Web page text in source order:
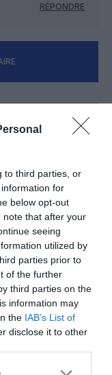
to third parties, or
for
below opt-out
note that after your
seeing
utilized by
parties prior to
of the further
third parties on the
information may
the IAB’s List of
disclose it to other
RÉPONDRE
à son